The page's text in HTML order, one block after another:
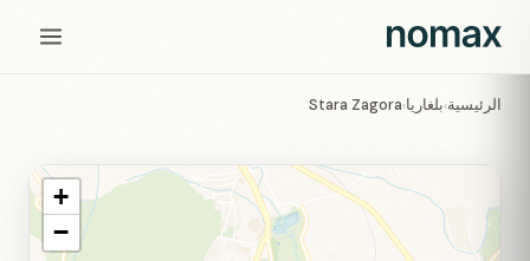
الرئيسية›بلغاريا›
Stara Zagora
+
−